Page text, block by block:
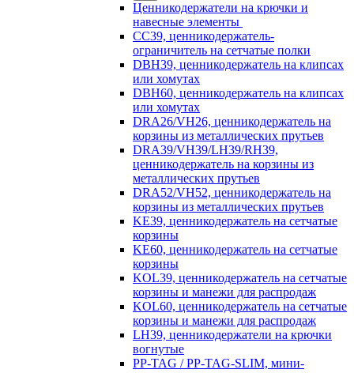
Ценникодержатели на крючки и
навесные элементы
CC39, ценникодержатель-
ограничитель на сетчатые полки
DBH39, ценникодержатель на клипсах
или хомутах
DBH60, ценникодержатель на клипсах
или хомутах
DRA26/VH26, ценникодержатель на
корзины из металлических прутьев
DRA39/VH39/LH39/RH39,
ценникодержатель на корзины из
металлических прутьев
DRA52/VH52, ценникодержатель на
корзины из металлических прутьев
KE39, ценникодержатель на сетчатые
корзины
KE60, ценникодержатель на сетчатые
корзины
KOL39, ценникодержатель на сетчатые
корзины и манежи для распродаж
KOL60, ценникодержатель на сетчатые
корзины и манежи для распродаж
LH39, ценникодержатели на крючки
вогнутые
PP-TAG / PP-TAG-SLIM, мини-